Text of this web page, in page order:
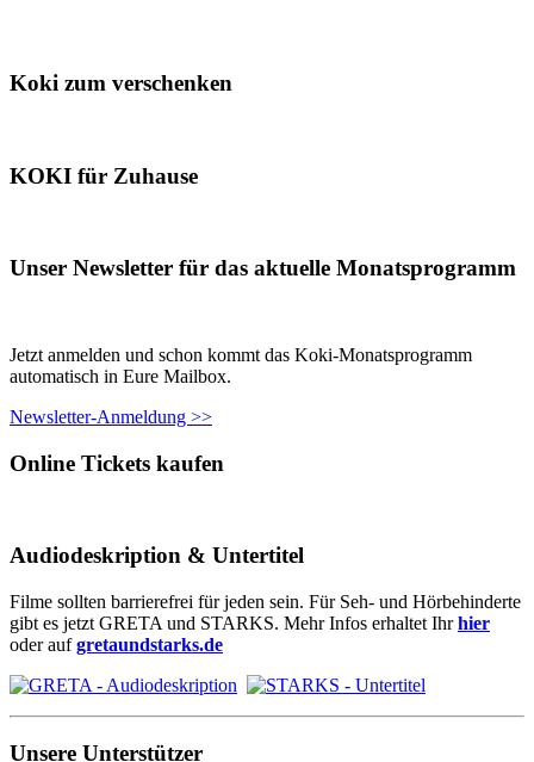
Koki zum verschenken
KOKI für Zuhause
Unser Newsletter für das aktuelle Monatsprogramm
Jetzt anmelden und schon kommt das Koki-Monatsprogramm
automatisch in Eure Mailbox.
Newsletter-Anmeldung >>
Online Tickets kaufen
Audiodeskription & Untertitel
Filme sollten barrierefrei für jeden sein. Für Seh- und Hörbehinderte
gibt es jetzt GRETA und STARKS. Mehr Infos erhaltet Ihrhier
oder aufgretaundstarks.de
Unsere Unterstützer